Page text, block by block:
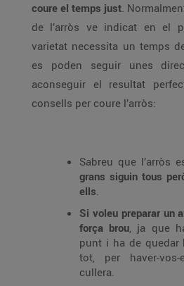
coure el temps just.
de l’arròs ve indicat en el
varietat necessita un temps
es poden seguir unes
aconseguir el resultat
consells per coure l’arròs:
Sabreu que l’arròs
grans siguin tous
ells.
Si voleu preparar un
força brou, ja que
punt i ha de
tot, per haver-
cullera.